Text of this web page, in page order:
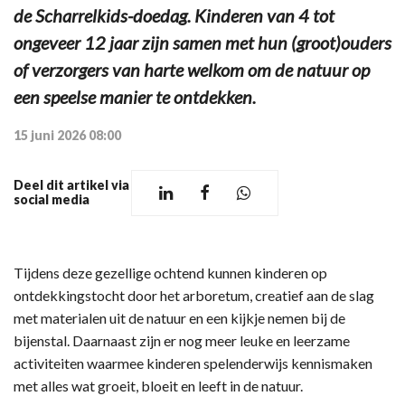
de Scharrelkids-doedag. Kinderen van 4 tot
ongeveer 12 jaar zijn samen met hun (groot)ouders
of verzorgers van harte welkom om de natuur op
een speelse manier te ontdekken.
15 juni 2026 08:00
Deel dit artikel via
social media
Tijdens deze gezellige ochtend kunnen kinderen op
ontdekkingstocht door het arboretum, creatief aan de slag
met materialen uit de natuur en een kijkje nemen bij de
bijenstal. Daarnaast zijn er nog meer leuke en leerzame
activiteiten waarmee kinderen spelenderwijs kennismaken
met alles wat groeit, bloeit en leeft in de natuur.